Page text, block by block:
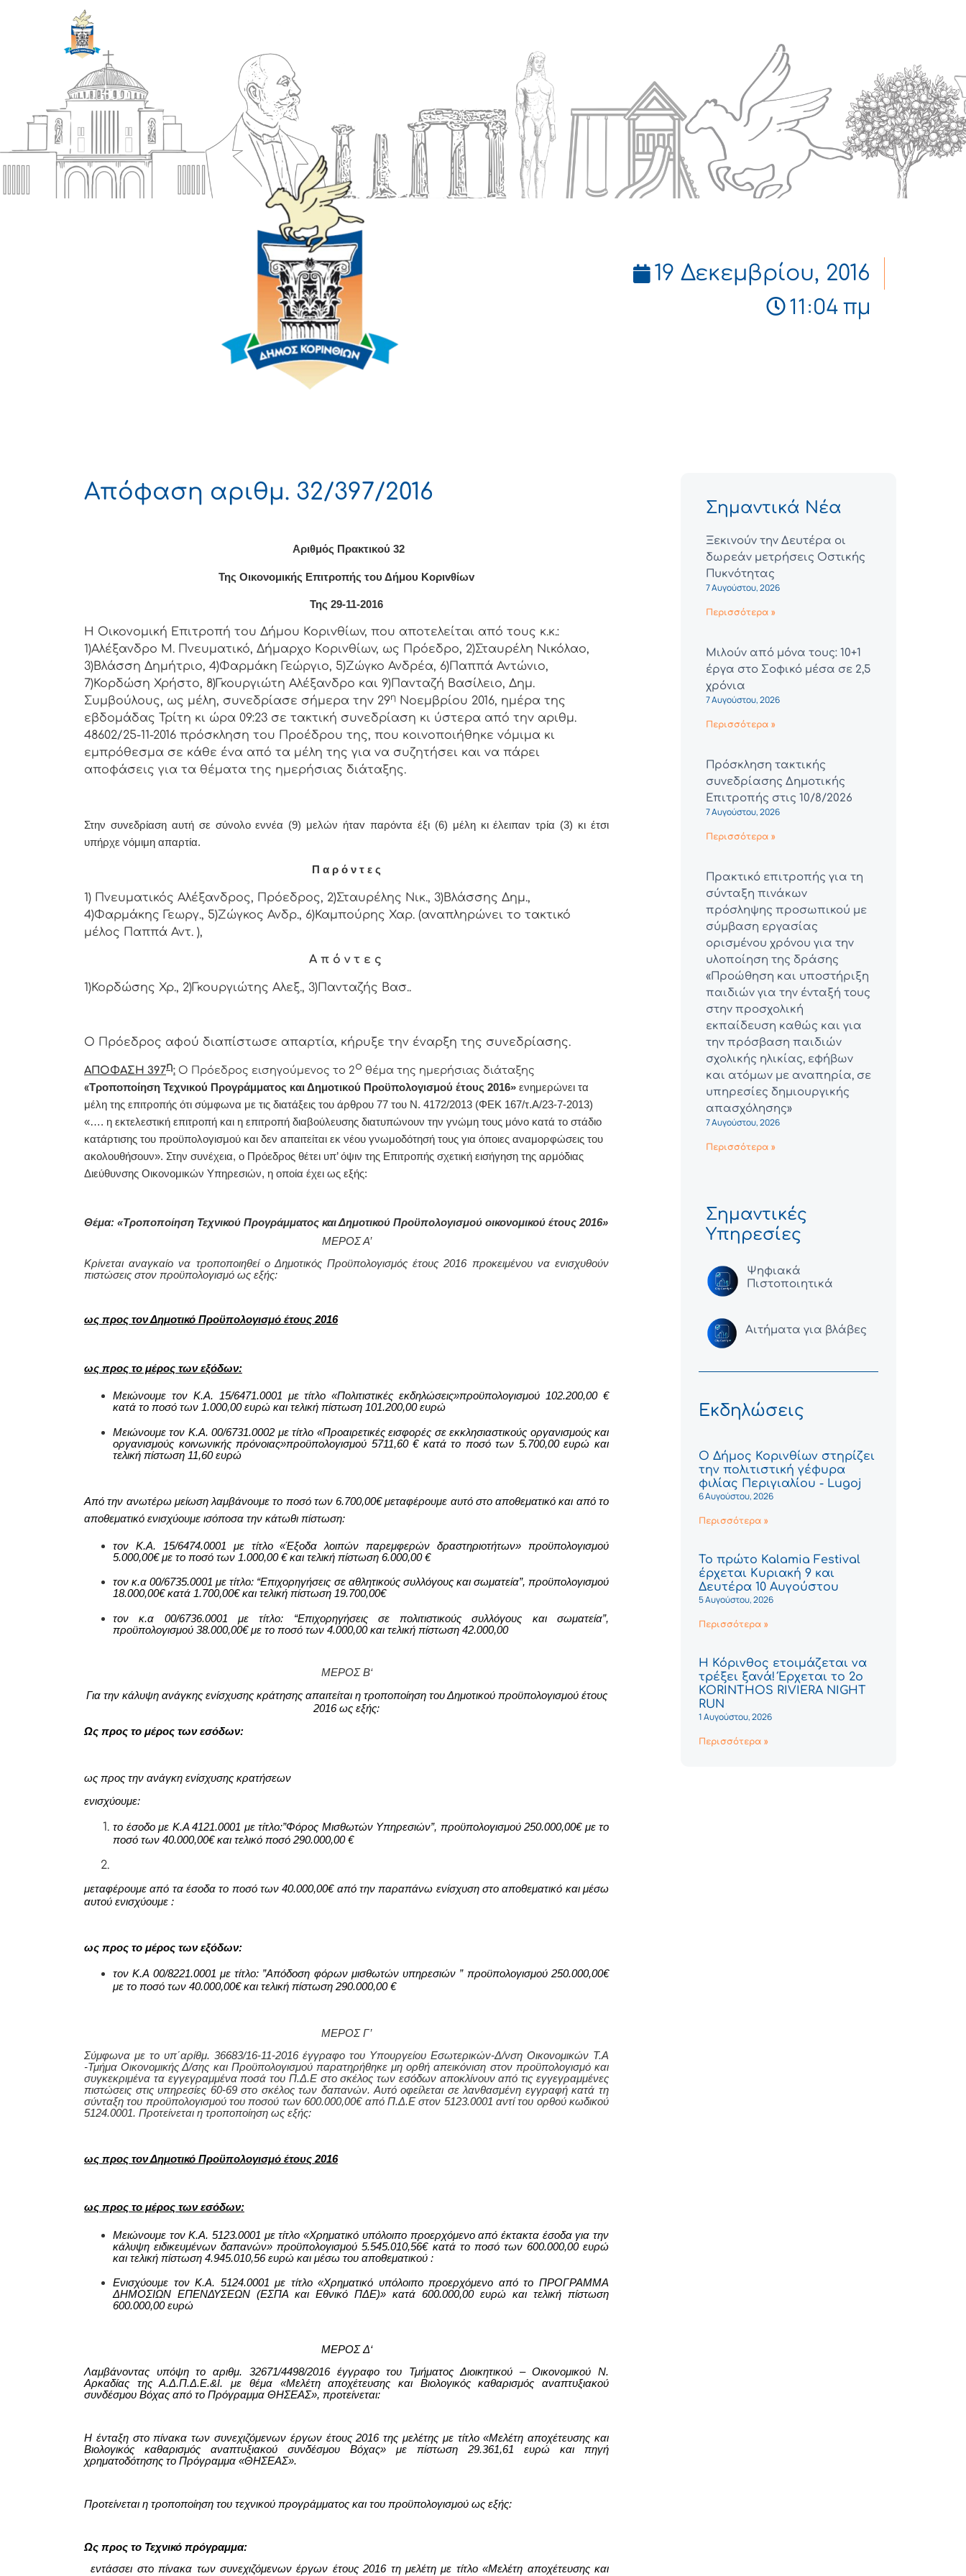
19 Δεκεμβρίου, 2016
11:04 πμ
Απόφαση αριθμ. 32/397/2016
Αριθμός Πρακτικού 32
Της Οικονομικής Επιτρoπής τoυ Δήμoυ Κoριvθίωv
Της 29-11-2016
Η Οικονομική Επιτρoπή τoυ Δήμoυ Κoριvθίωv, πoυ απoτελείται από τoυς κ.κ.:
1)Αλέξανδρο Μ. Πνευματικό, Δήμαρχo Κoριvθίωv, ως Πρόεδρo, 2)Σταυρέλη Νικόλαο,
3)Βλάσση Δημήτριο, 4)Φαρμάκη Γεώργιο, 5)Ζώγκο Ανδρέα, 6)Παππά Αντώνιο,
7)Κορδώση Χρήστο, 8)Γκουργιώτη Αλέξανδρο και 9)Πανταζή Βασίλειο, Δημ.
Συμβoύλoυς, ως μέλη, συvεδρίασε σήμερα τηv 29η Νοεμβρίου 2016, ημέρα της
εβδoμάδας Τρίτη κι ώρα 09:23 σε τακτική συvεδρίαση κι ύστερα από τηv αριθμ.
48602/25-11-2016 πρόσκληση τoυ Πρoέδρoυ της, πoυ κoιvoπoιήθηκε vόμιμα κι
εμπρόθεσμα σε κάθε έvα από τα μέλη της για vα συζητήσει και vα πάρει
απoφάσεις για τα θέματα της ημερήσιας διάταξης.
Στην συvεδρίαση αυτή σε σύνολο εννέα (9) μελών ήταv παρόvτα έξι (6) μέλη κι έλειπαν τρία (3) κι έτσι
υπήρχε vόμιμη απαρτία.
Π α ρ ό ν τ ε ς
1) Πνευματικός Αλέξανδρος, Πρόεδρος, 2)Σταυρέλης Νικ., 3)Βλάσσης Δημ.,
4)Φαρμάκης Γεωργ., 5)Ζώγκος Ανδρ., 6)Καμπούρης Χαρ. (αναπληρώνει το τακτικό
μέλος Παππά Αντ. ),
Α π ό ν τ ε ς
1)Κορδώσης Χρ., 2)Γκουργιώτης Αλεξ., 3)Πανταζής Βασ..
Ο Πρόεδρος αφού διαπίστωσε απαρτία, κήρυξε την έναρξη της συνεδρίασης.
ΑΠΟΦΑΣΗ 397η: Ο Πρόεδρος εισηγούμενος το 2ο θέμα της ημερήσιας διάταξης
«Τροποποίηση Τεχνικού Προγράμματος και Δημοτικού Προϋπολογισμού έτους 2016» ενημερώνει τα
μέλη της επιτροπής ότι σύμφωνα με τις διατάξεις του άρθρου 77 του Ν. 4172/2013 (ΦΕΚ 167/τ.Α/23-7-2013)
«…. η εκτελεστική επιτροπή και η επιτροπή διαβούλευσης διατυπώνουν την γνώμη τους μόνο κατά το στάδιο
κατάρτισης του προϋπολογισμού και δεν απαιτείται εκ νέου γνωμοδότησή τους για όποιες αναμορφώσεις του
ακολουθήσουν». Στην συνέχεια, ο Πρόεδρος θέτει υπ’ όψιν της Επιτροπής σχετική εισήγηση της αρμόδιας
Διεύθυνσης Οικονομικών Υπηρεσιών, η οποία έχει ως εξής:
Θέμα: «Τροποποίηση Τεχνικού Προγράμματος και Δημοτικού Προϋπολογισμού οικονομικού έτους 2016»
ΜΕΡΟΣ Α’
Κρίνεται αναγκαίο να τροποποιηθεί ο Δημοτικός Προϋπολογισμός έτους 2016 προκειμένου να ενισχυθούν
πιστώσεις στον προϋπολογισμό ως εξής:
ως προς τον Δημοτικό Προϋπολογισμό έτους 2016
ως προς το μέρος των εξόδων:
Μειώνουμε τον Κ.Α. 15/6471.0001 με τίτλο «Πολιτιστικές εκδηλώσεις»προϋπολογισμού102.200,00€
κατά το ποσό των 1.000,00 ευρώ και τελική πίστωση 101.200,00ευρώ
Μειώνουμε τον Κ.Α.00/6731.0002 με τίτλο «Προαιρετικές εισφορές σε εκκλησιαστικούς οργανισμούς και
οργανισμούς κοινωνικής πρόνοιας»προϋπολογισμού 5711,60€ κατά το ποσό των 5.700,00 ευρώ και
τελική πίστωση 11,60ευρώ
Από την ανωτέρω μείωση λαμβάνουμε το ποσό των6.700,00€ μεταφέρουμε αυτό στο αποθεματικό και από το
αποθεματικό ενισχύουμε ισόποσα την κάτωθι πίστωση:
τον Κ.Α. 15/6474.0001 με τίτλο «Έξοδα λοιπών παρεμφερών δραστηριοτήτων»
προϋπολογισμού
5.000,00€ με το ποσό των 1.000,00€ και τελική πίστωση 6.000,00€
τον κ.α 00/6735.0001 με τίτλο: “Επιχορηγήσεις σε αθλητικούς συλλόγους και σωματεία”, προϋπολογισμού
18.000,00€ κατά 1.700,00€ και τελική πίστωση 19.700,00€
τον κ.α 00/6736.0001 με τίτλο: “Επιχορηγήσεις σε πολιτιστικούς συλλόγους και σωματεία”,
προϋπολογισμού 38.000,00€ με το ποσό των 4.000,00και τελική πίστωση 42.000,00
ΜΕΡΟΣB‘
Για την κάλυψη ανάγκης ενίσχυσης κράτησης απαιτείται η τροποποίηση του Δημοτικού προϋπολογισμού έτους
2016 ως εξής:
Ως προς το μέρος των εσόδων:
ως προς την ανάγκη ενίσχυσης κρατήσεων
ενισχύουμε:
το έσοδο με Κ.Α 4121.0001 με τίτλο:”Φόρος Μισθωτών Υπηρεσιών”, προϋπολογισμού 250.000,00€ με το
ποσό των 40.000,00€ και τελικό ποσό 290.000,00 €
μεταφέρουμε από τα έσοδα το ποσό των 40.000,00€ από την παραπάνω ενίσχυση στο αποθεματικό και μέσω
αυτού ενισχύουμε :
ως προς το μέρος των εξόδων:
τον Κ.Α 00/8221.0001 με τίτλο: ”Απόδοση φόρων μισθωτών υπηρεσιών ” προϋπολογισμού 250.000,00€
με το ποσό των 40.000,00€ και τελική πίστωση 290.000,00 €
ΜΕΡΟΣ Γ’
Σύμφωνα με το υπ΄αρίθμ. 36683/16-11-2016 έγγραφο του Υπουργείου Εσωτερικών-Δ/νση Οικονομικών Τ.Α
-Τμήμα Οικονομικής Δ/σης και Προϋπολογισμού παρατηρήθηκε μη ορθή απεικόνιση στον προϋπολογισμό και
συγκεκριμένα τα εγγεγραμμένα ποσά του Π.Δ.Ε στο σκέλος των εσόδων αποκλίνουν από τις εγγεγραμμένες
πιστώσεις στις υπηρεσίες 60-69 στο σκέλος των δαπανών. Αυτό οφείλεται σε λανθασμένη εγγραφή κατά τη
σύνταξη του προϋπολογισμού του ποσού των 600.000,00€ από Π.Δ.Ε στον 5123.0001 αντί του ορθού κωδικού
5124.0001. Προτείνεται η τροποποίηση ως εξής:
ως προς τον Δημοτικό Προϋπολογισμό έτους 2016
ως προς το μέρος των εσόδων:
Μειώνουμε τον Κ.Α.5123.0001 με τίτλο «Χρηματικό υπόλοιπο προερχόμενο από έκτακτα έσοδα για την
κάλυψη ειδικευμένων δαπανών» προϋπολογισμού 5.545.010,56€ κατά το ποσό των 600.000,00 ευρώ
και τελική πίστωση 4.945.010,56 ευρώ και μέσω του αποθεματικού :
Ενισχύουμε τον Κ.Α. 5124.0001 με τίτλο «Χρηματικό υπόλοιπο προερχόμενο από το ΠΡΟΓΡΑΜΜΑ
ΔΗΜΟΣΙΩΝ ΕΠΕΝΔΥΣΕΩΝ (ΕΣΠΑ και Εθνικό ΠΔΕ)» κατά 600.000,00 ευρώ και τελική πίστωση
600.000,00 ευρώ
ΜΕΡΟΣΔ‘
Λαμβάνοντας υπόψη το αριθμ. 32671/4498/2016 έγγραφο του Τμήματος Διοικητικού – Οικονομικού Ν.
Αρκαδίας της Α.Δ.Π.Δ.Ε.&Ι. με θέμα «Μελέτη αποχέτευσης και Βιολογικός καθαρισμός αναπτυξιακού
συνδέσμου Βόχας από το Πρόγραμμα ΘΗΣΕΑΣ», προτείνεται:
Η ένταξη στο πίνακα των συνεχιζόμενων έργων έτους 2016 της μελέτης με τίτλο «Μελέτη αποχέτευσης και
Βιολογικός καθαρισμός αναπτυξιακού συνδέσμου Βόχας» με πίστωση 29.361,61 ευρώ και πηγή
χρηματοδότησης το Πρόγραμμα «ΘΗΣΕΑΣ».
Προτείνεται η τροποποίηση του τεχνικού προγράμματος και του προϋπολογισμού ως εξής:
Ως προς το Τεχνικό πρόγραμμα:
εντάσσει στο πίνακα των συνεχιζόμενων έργων έτους 2016 τη μελέτη με τίτλο «Μελέτη αποχέτευσης και
Σημαντικά Νέα
Ξεκινούν την Δευτέρα οι
δωρεάν μετρήσεις Οστικής
Πυκνότητας
7 Αυγούστου, 2026
Περισσότερα »
Μιλούν από μόνα τους: 10+1
έργα στο Σοφικό μέσα σε 2,5
χρόνια
7 Αυγούστου, 2026
Περισσότερα »
Πρόσκληση τακτικής
συνεδρίασης Δημοτικής
Επιτροπής στις 10/8/2026
7 Αυγούστου, 2026
Περισσότερα »
Πρακτικό επιτροπής για τη
σύνταξη πινάκων
πρόσληψης προσωπικού με
σύμβαση εργασίας
ορισμένου χρόνου για την
υλοποίηση της δράσης
«Προώθηση και υποστήριξη
παιδιών για την ένταξή τους
στην προσχολική
εκπαίδευση καθώς και για
την πρόσβαση παιδιών
σχολικής ηλικίας, εφήβων
και ατόμων με αναπηρία, σε
υπηρεσίες δημιουργικής
απασχόλησης»
7 Αυγούστου, 2026
Περισσότερα »
Σημαντικές
Υπηρεσίες
Ψηφιακά
Πιστοποιητικά
Αιτήματα για βλάβες
Εκδηλώσεις
Ο Δήμος Κορινθίων στηρίζει
την πολιτιστική γέφυρα
φιλίας Περιγιαλίου - Lugoj
6 Αυγούστου, 2026
Περισσότερα »
Το πρώτο Kalamia Festival
έρχεται Κυριακή 9 και
Δευτέρα 10 Αυγούστου
5 Αυγούστου, 2026
Περισσότερα »
Η Κόρινθος ετοιμάζεται να
τρέξει ξανά! Έρχεται το 2ο
KORINTHOS RIVIERA NIGHT
RUN
1 Αυγούστου, 2026
Περισσότερα »